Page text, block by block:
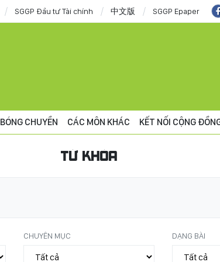
SGGP Đầu tư Tài chính 中文版 SGGP Epaper
BÓNG CHUYỀN CÁC MÔN KHÁC KẾT NỐI CỘNG
TỪ KHÓA
CHUYÊN MỤC DẠNG BÀI